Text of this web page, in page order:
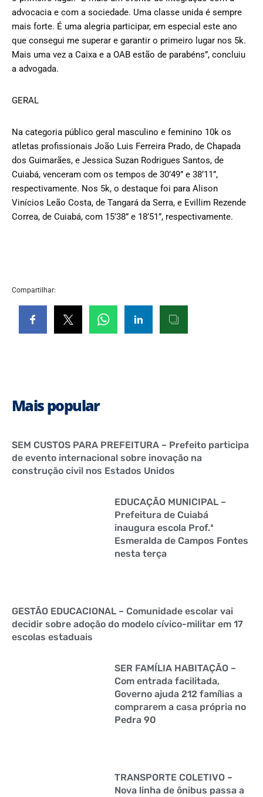
advocacia e com a sociedade. Uma classe unida é sempre
mais forte. É uma alegria participar, em especial este ano
que consegui me superar e garantir o primeiro lugar nos 5k.
Mais uma vez a Caixa e a OAB estão de parabéns”, concluiu
a advogada.
GERAL
Na categoria público geral masculino e feminino 10k os
atletas profissionais João Luis Ferreira Prado, de Chapada
dos Guimarães, e Jessica Suzan Rodrigues Santos, de
Cuiabá, venceram com os tempos de 30’49” e 38’11”,
respectivamente. Nos 5k, o destaque foi para Alison
Vinícios Leão Costa, de Tangará da Serra, e Evillim Rezende
Correa, de Cuiabá, com 15’38” e 18’51”, respectivamente.
Compartilhar:
Mais popular
SEM CUSTOS PARA PREFEITURA – Prefeito participa
de evento internacional sobre inovação na
construção civil nos Estados Unidos
EDUCAÇÃO MUNICIPAL –
Prefeitura de Cuiabá
inaugura escola Prof.ª
Esmeralda de Campos Fontes
nesta terça
GESTÃO EDUCACIONAL – Comunidade escolar vai
decidir sobre adoção do modelo cívico-militar em 17
escolas estaduais
SER FAMÍLIA HABITAÇÃO –
Com entrada facilitada,
Governo ajuda 212 famílias a
comprarem a casa própria no
Pedra 90
TRANSPORTE COLETIVO –
Nova linha de ônibus passa a